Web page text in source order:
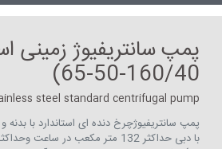
65-50-160/40)
steel standard centrifugal pump